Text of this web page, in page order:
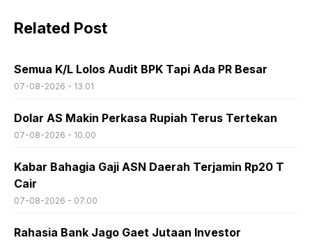
Related Post
Semua K/L Lolos Audit BPK Tapi Ada PR Besar
07-08-2026 - 13.01
Dolar AS Makin Perkasa Rupiah Terus Tertekan
07-08-2026 - 10.00
Kabar Bahagia Gaji ASN Daerah Terjamin Rp20 T
Cair
07-08-2026 - 07.00
Rahasia Bank Jago Gaet Jutaan Investor